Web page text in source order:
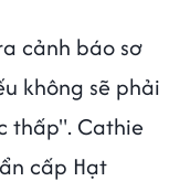
cảnh báo sơ
không sẽ phải
thấp". Cathie
cấp Hạt